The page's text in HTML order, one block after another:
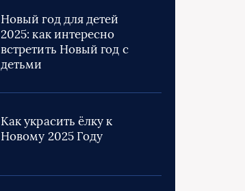
Новый год для детей
2025: как интересно
встретить Новый год с
детьми
Как украсить ёлку к
Новому 2025 Году